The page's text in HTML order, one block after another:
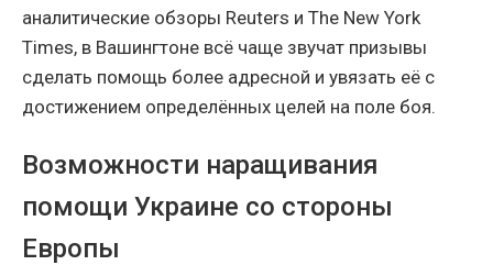
аналитические обзоры Reuters и The New York
Times, в Вашингтоне всё чаще звучат призывы
сделать помощь более адресной и увязать её с
достижением определённых целей на поле боя.
Возможности наращивания
помощи Украине со стороны
Европы